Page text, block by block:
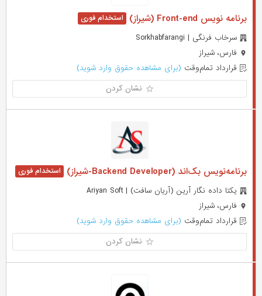
برنامه نویس Front-end (شیراز)
سرخاب فرنگی | Sorkhabfarangi
فارس، شیراز
قرارداد تمام‌وقت (برای مشاهده حقوق وارد شوید)
نشان کردن
برنامه‌نویس بک‌اند (Backend Developer-شیراز)
یکتا داده نگار آرین (آریان سافت) | Ariyan Soft
فارس، شیراز
قرارداد تمام‌وقت (برای مشاهده حقوق وارد شوید)
نشان کردن